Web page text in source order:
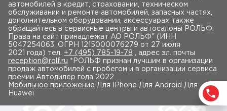
автомобилей в кредит, страховании, техническом
обслуживании и ремонте автомобилей, запасных частях,
дополнительном оборудовании, аксессуарах также
обращайтесь в сервисные центры и автосалоны РОЛЬФ.
Права на сайт принадлежат AO РОЛЬФ" (ИНН
5047254063, ОГРН 1215000076279 от 27 июля
2021 года) тел. +7 (495) 785-19-78 , адрес эл. почты
reception@rolf.ru *РОЛЬФ признан лучшим в организации
продаж автомобилей с пробегом и в организации сервиса
премии Автодилер года 2022
Мобильное приложение Для IPhone Для Android Для
Huawei